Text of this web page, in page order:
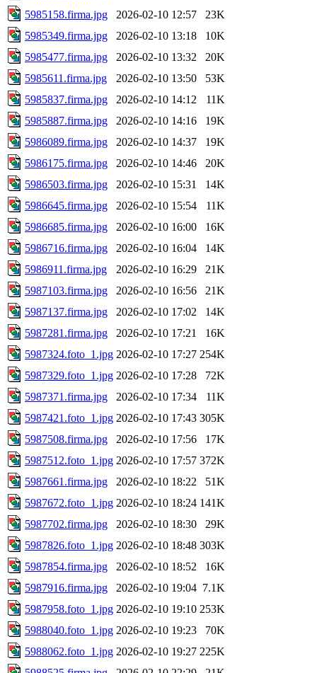
5985158.firma.jpg
2026-02-10 12:57
23K
5985349.firma.jpg
2026-02-10 13:18
10K
5985477.firma.jpg
2026-02-10 13:32
20K
5985611.firma.jpg
2026-02-10 13:50
53K
5985837.firma.jpg
2026-02-10 14:12
11K
5985887.firma.jpg
2026-02-10 14:16
19K
5986089.firma.jpg
2026-02-10 14:37
19K
5986175.firma.jpg
2026-02-10 14:46
20K
5986503.firma.jpg
2026-02-10 15:31
14K
5986645.firma.jpg
2026-02-10 15:54
11K
5986685.firma.jpg
2026-02-10 16:00
16K
5986716.firma.jpg
2026-02-10 16:04
14K
5986911.firma.jpg
2026-02-10 16:29
21K
5987103.firma.jpg
2026-02-10 16:56
21K
5987137.firma.jpg
2026-02-10 17:02
14K
5987281.firma.jpg
2026-02-10 17:21
16K
5987324.foto_1.jpg 2026-02-10 17:27 254K
5987329.foto_1.jpg 2026-02-10 17:28
72K
5987371.firma.jpg
2026-02-10 17:34
11K
5987421.foto_1.jpg 2026-02-10 17:43 305K
5987508.firma.jpg
2026-02-10 17:56
17K
5987512.foto_1.jpg 2026-02-10 17:57 372K
5987661.firma.jpg
2026-02-10 18:22
51K
5987672.foto_1.jpg 2026-02-10 18:24 141K
5987702.firma.jpg
2026-02-10 18:30
29K
5987826.foto_1.jpg 2026-02-10 18:48 303K
5987854.firma.jpg
2026-02-10 18:52
16K
5987916.firma.jpg
2026-02-10 19:04 7.1K
5987958.foto_1.jpg 2026-02-10 19:10 253K
5988040.foto_1.jpg 2026-02-10 19:23
70K
5988062.foto_1.jpg 2026-02-10 19:27 225K